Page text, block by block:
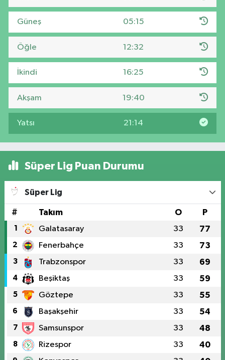
Güneş 05:15
Öğle 12:32
İkindi 16:25
Akşam 19:40
Yatsı 21:14
Süper Lig Puan Durumu
Süper Lig
# Takım O P
1 Galatasaray 33 77
2 Fenerbahçe 33 73
3 Trabzonspor 33 69
4 Beşiktaş 33 59
5 Göztepe 33 55
6 Başakşehir 33 54
7 Samsunspor 33 48
8 Rizespor 33 40